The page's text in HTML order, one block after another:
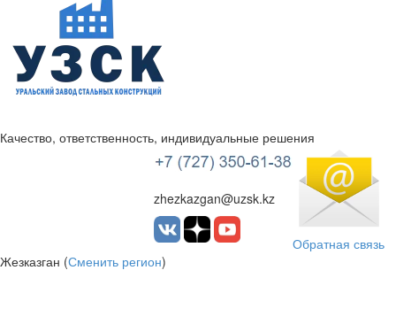
УЗСК Казахстан
Качество, ответственность, индивидуальные решения
zhezkazgan@uzsk.kz
Обратная связь
Жезказган (Сменить регион)